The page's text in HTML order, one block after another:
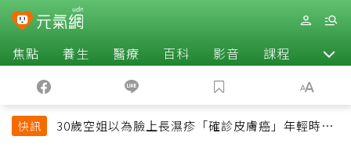
焦點 養生 醫療 百科 影音 課程 退休
快訊
30歲空姐以為臉上長濕疹「確診皮膚癌」年輕時一